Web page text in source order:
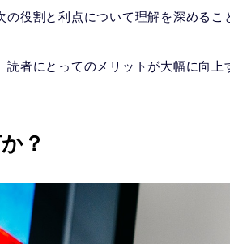
役割と利点について理解を深めるこ
者にとってのメリットが大幅に向上
？